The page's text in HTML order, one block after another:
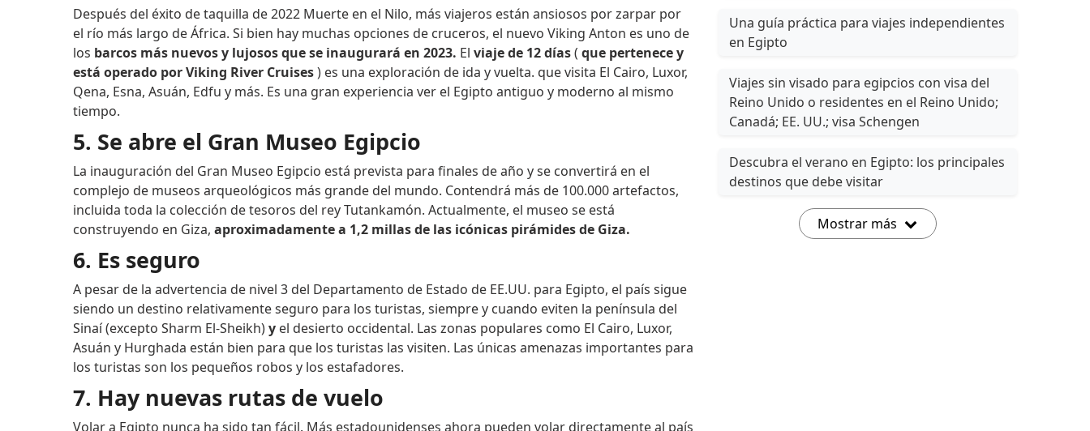
Después del éxito de taquilla de 2022 Muerte en el Nilo, más viajeros están ansiosos por zarpar por
el río más largo de África. Si bien hay muchas opciones de cruceros, el nuevo Viking Anton es uno de
los barcos más nuevos y lujosos que se inaugurará en 2023. El viaje de 12 días( que pertenece y
está operado por Viking River Cruises) es una exploración de ida y vuelta. que visita El Cairo, Luxor,
Qena, Esna, Asuán, Edfu y más. Es una gran experiencia ver el Egipto antiguo y moderno al mismo
tiempo.
5. Se abre el Gran Museo Egipcio
La inauguración del Gran Museo Egipcio está prevista para finales de año y se convertirá en el
complejo de museos arqueológicos más grande del mundo. Contendrá más de 100.000 artefactos,
incluida toda la colección de tesoros del rey Tutankamón. Actualmente, el museo se está
construyendo en Giza, aproximadamente a 1,2 millas de las icónicas pirámides de Giza.
6. Es seguro
A pesar de la advertencia de nivel 3 del Departamento de Estado de EE.UU. para Egipto, el país sigue
siendo un destino relativamente seguro para los turistas, siempre y cuando eviten la península del
Sinaí (excepto Sharm El-Sheikh)y el desierto occidental. Las zonas populares como El Cairo, Luxor,
Asuán y Hurghada están bien para que los turistas las visiten. Las únicas amenazas importantes para
los turistas son los pequeños robos y los estafadores.
7. Hay nuevas rutas de vuelo
Volar a Egipto nunca ha sido tan fácil. Más estadounidenses ahora pueden volar directamente al país
Una guía práctica para viajes independientes
en Egipto
Viajes sin visado para egipcios con visa del
Reino Unido o residentes en el Reino Unido;
Canadá; EE. UU.; visa Schengen
Descubra el verano en Egipto: los principales
destinos que debe visitar
Mostrar más